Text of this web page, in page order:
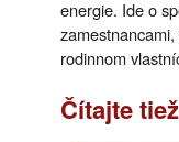
energie. Ide o
rodinnom
Čítajte